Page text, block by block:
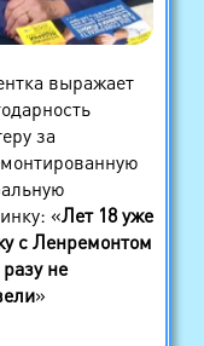
выражает
за
«Лет 18 уже
с Ленремонтом
не
»